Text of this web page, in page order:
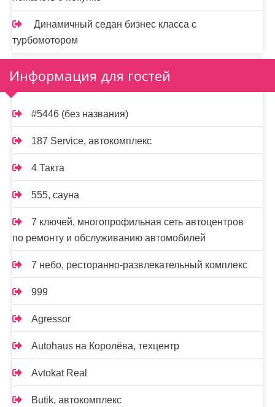
Динамичный седан бизнес класса с
турбомотором
Информация для гостей
#5446 (без названия)
187 Service, автокомплекс
4 Такта
555, сауна
7 ключей, многопрофильная сеть автоцентров
по ремонту и обслуживанию автомобилей
7 небо, ресторанно-развлекательный комплекс
999
Agressor
Autohaus на Королёва, техцентр
Avtokat Real
Butik, автокомплекс